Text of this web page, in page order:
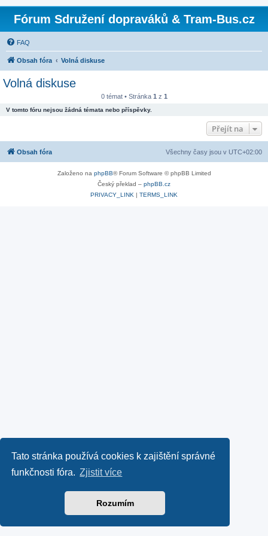
Tato stránka používá cookies k zajištění správné
funkčnosti fóra. Zjistit více
Rozumím
Fórum Sdružení dopraváků & Tram-Bus.cz
FAQ
Obsah fóra Volná diskuse
Volná diskuse
0 témat • Stránka 1 z 1
V tomto fóru nejsou žádná témata nebo příspěvky.
Přejít na
Obsah fóra Všechny časy jsou v UTC+02:00
Založeno na phpBB® Forum Software © phpBB Limited
Český překlad – phpBB.cz
PRIVACY_LINK | TERMS_LINK